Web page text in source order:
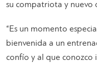
su compatriota y nuevo
“Es un momento
bienvenida a un
confío y al que conozco